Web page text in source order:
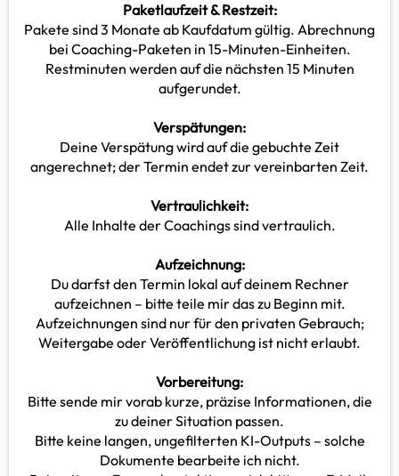
Paketlaufzeit & Restzeit:
Pakete sind 3 Monate ab Kaufdatum gültig. Abrechnung
bei Coaching-Paketen in 15-Minuten-Einheiten.
Restminuten werden auf die nächsten 15 Minuten
aufgerundet.
Verspätungen:
Deine Verspätung wird auf die gebuchte Zeit
angerechnet; der Termin endet zur vereinbarten Zeit.
Vertraulichkeit:
Alle Inhalte der Coachings sind vertraulich.
Aufzeichnung:
Du darfst den Termin lokal auf deinem Rechner
aufzeichnen – bitte teile mir das zu Beginn mit.
Aufzeichnungen sind nur für den privaten Gebrauch;
Weitergabe oder Veröffentlichung ist nicht erlaubt.
Vorbereitung:
Bitte sende mir vorab kurze, präzise Informationen, die
zu deiner Situation passen.
Bitte keine langen, ungefilterten KI-Outputs – solche
Dokumente bearbeite ich nicht.